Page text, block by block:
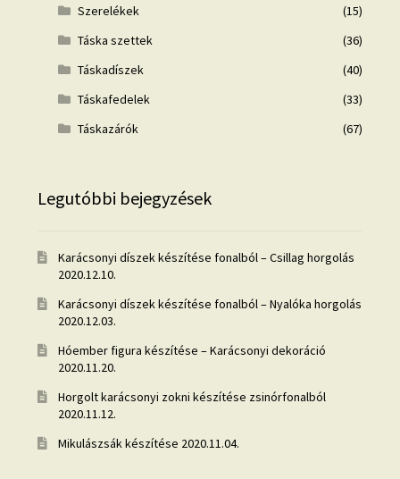
Szerelékek
(15)
Táska szettek
(36)
Táskadíszek
(40)
Táskafedelek
(33)
Táskazárók
(67)
Legutóbbi bejegyzések
Karácsonyi díszek készítése fonalból – Csillag horgolás
2020.12.10.
Karácsonyi díszek készítése fonalból – Nyalóka horgolás
2020.12.03.
Hóember figura készítése – Karácsonyi dekoráció
2020.11.20.
Horgolt karácsonyi zokni készítése zsinórfonalból
2020.11.12.
Mikulászsák készítése 2020.11.04.